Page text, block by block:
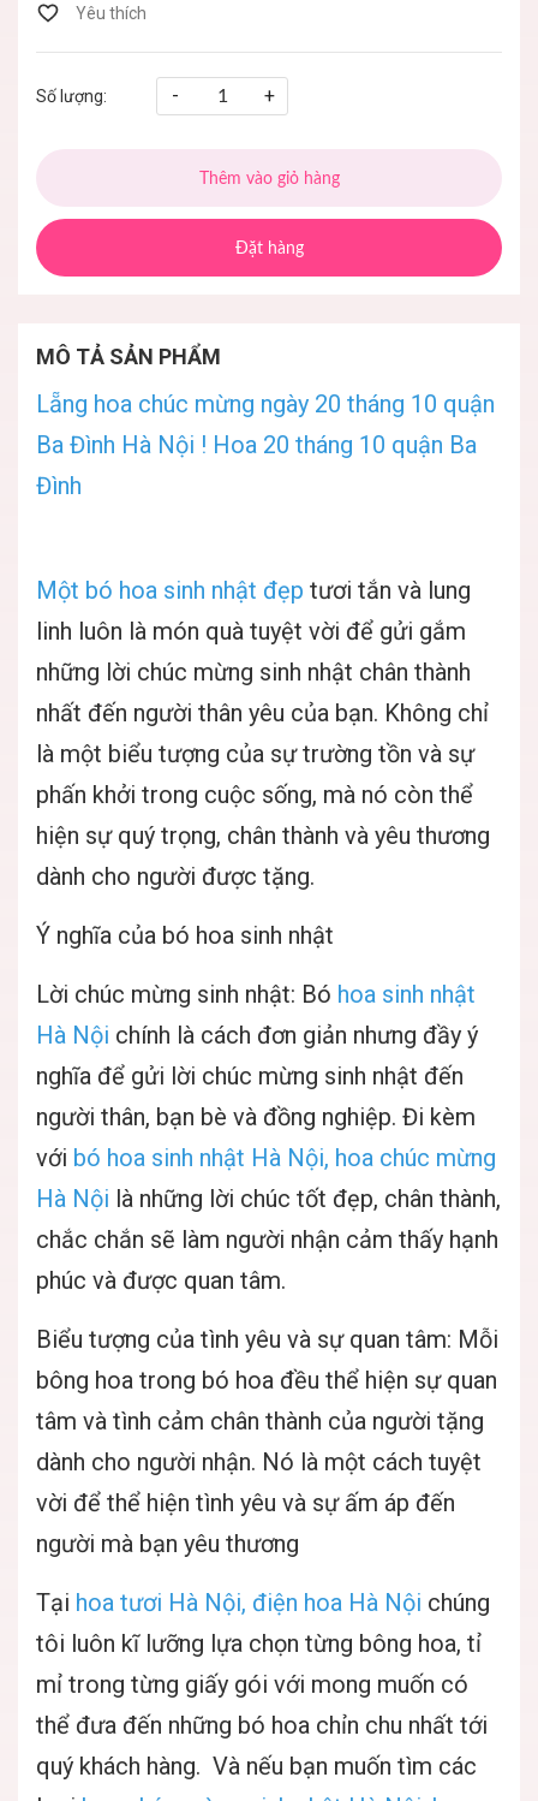
Số lượng: - +
Thêm vào giỏ hàng
Đặt hàng
MÔ TẢ SẢN PHẨM
Lẵng hoa chúc mừng ngày 20 tháng 10 quận
Ba Đình Hà Nội ! Hoa 20 tháng 10 quận Ba
Đình
Một bó hoa sinh nhật đẹp tươi tắn và lung
linh luôn là món quà tuyệt vời để gửi gắm
những lời chúc mừng sinh nhật chân thành
nhất đến người thân yêu của bạn. Không chỉ
là một biểu tượng của sự trường tồn và sự
phấn khởi trong cuộc sống, mà nó còn thể
hiện sự quý trọng, chân thành và yêu thương
dành cho người được tặng.
Ý nghĩa của bó hoa sinh nhật
Lời chúc mừng sinh nhật: Bó hoa sinh nhật
Hà Nội chính là cách đơn giản nhưng đầy ý
nghĩa để gửi lời chúc mừng sinh nhật đến
người thân, bạn bè và đồng nghiệp. Đi kèm
với bó hoa sinh nhật Hà Nội, hoa chúc mừng
Hà Nội là những lời chúc tốt đẹp, chân thành,
chắc chắn sẽ làm người nhận cảm thấy hạnh
phúc và được quan tâm.
Biểu tượng của tình yêu và sự quan tâm: Mỗi
bông hoa trong bó hoa đều thể hiện sự quan
tâm và tình cảm chân thành của người tặng
dành cho người nhận. Nó là một cách tuyệt
vời để thể hiện tình yêu và sự ấm áp đến
người mà bạn yêu thương
Tại hoa tươi Hà Nội, điện hoa Hà Nội chúng
tôi luôn kĩ lưỡng lựa chọn từng bông hoa, tỉ
mỉ trong từng giấy gói với mong muốn có
thể đưa đến những bó hoa chỉn chu nhất tới
quý khách hàng. Và nếu bạn muốn tìm các